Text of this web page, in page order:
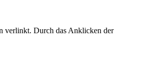
verlinkt. Durch das Anklicken der